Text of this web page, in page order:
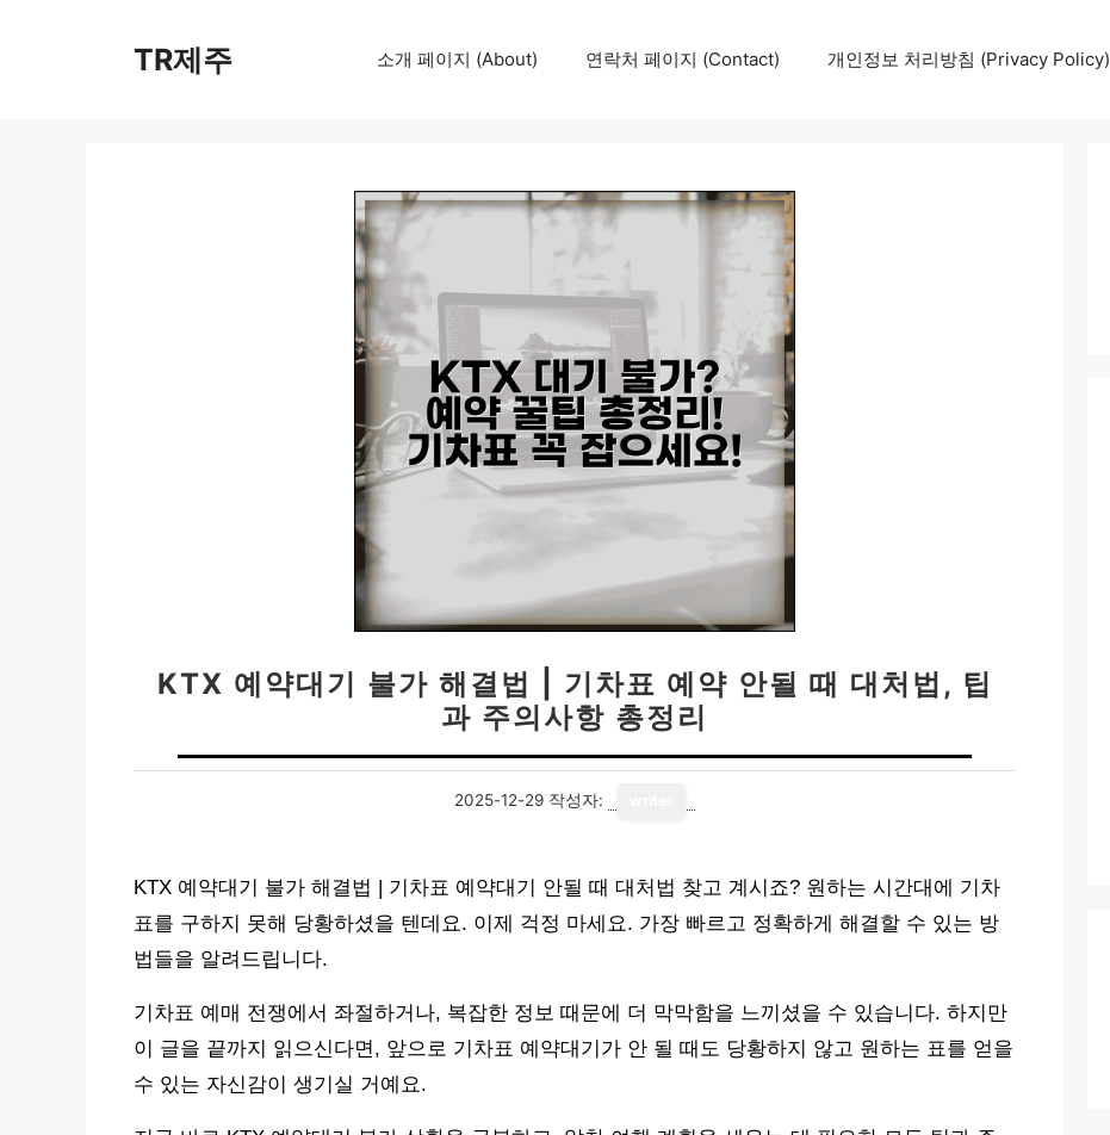
TR제주 소개 페이지 (About) 연락처 페이지 (Contact) 개인정보 처리방침 (Privacy Policy)
KTX 예약대기 불가 해결법 | 기차표 예약 안될 때 대처법, 팁
과 주의사항 총정리
2025-12-29 작성자:
KTX 예약대기 불가 해결법 | 기차표 예약대기 안될 때 대처법 찾고 계시죠? 원하는 시간대에 기차
표를 구하지 못해 당황하셨을 텐데요. 이제 걱정 마세요. 가장 빠르고 정확하게 해결할 수 있는 방
법들을 알려드립니다.
기차표 예매 전쟁에서 좌절하거나, 복잡한 정보 때문에 더 막막함을 느끼셨을 수 있습니다. 하지만
이 글을 끝까지 읽으신다면, 앞으로 기차표 예약대기가 안 될 때도 당황하지 않고 원하는 표를 얻을
수 있는 자신감이 생기실 거예요.